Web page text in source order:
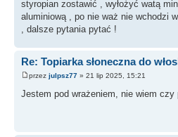
styropian zostawić , wyłożyć watą
aluminiową , po nie waż nie wchodzi
, dalsze pytania pytać !
Re: Topiarka słoneczna do
przez julpsz77 » 21 lip 2025, 15:21
Jestem pod wrażeniem, nie wiem czy